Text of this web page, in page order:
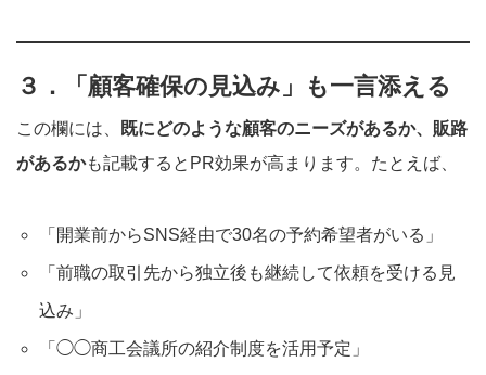
３．「顧客確保の見込み」も一言添える
この欄には、
既にどのような顧客のニーズがあるか、販路
があるかも記載するとPR効果が高まります。たとえば、
「開業前からSNS経由で30名の予約希望者がいる」
「前職の取引先から独立後も継続して依頼を受ける見
込み」
「◯◯商工会議所の紹介制度を活用予定」